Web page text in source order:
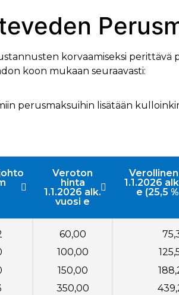
korvaamiseksi perittävä
koon mukaan seuraavasti:
perusmaksuihin lisätään
Veroton
hinta
1.1.2026 alk.
vuosi e
1.1.2026
e (25,5
60,00
100,00
150,00
350,00